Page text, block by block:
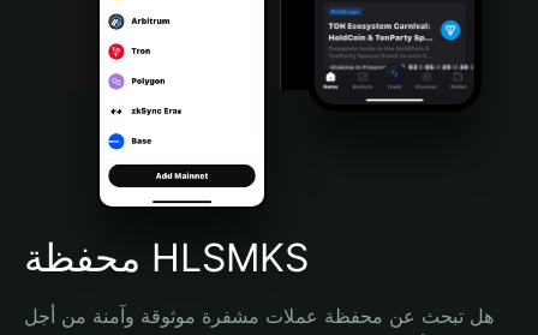
Bahasa Indonesia
Português (Brasil)
Español (Argentina)
محفظة HLSMKS
هل تبحث عن محفظة عملات مشفرة موثوقة وآمنة من أجل